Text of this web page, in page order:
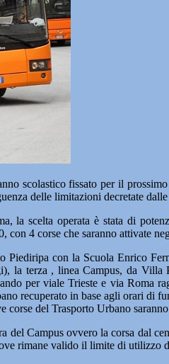
scolastico fissato per il
delle limitazioni decretate
la scelta operata è stata di
4 corse che saranno attivate
con la Scuola Enrico
terza , linea Campus, da
per viale Trieste e via Roma
recuperato in base agli orari di
del Trasporto Urbano
del Campus ovvero la corsa dal
rimane valido il limite di utilizzo